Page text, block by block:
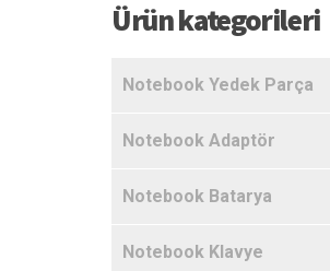
Ürün kategorileri
Notebook Yedek Parça
Notebook Adaptör
Notebook Batarya
Notebook Klavye